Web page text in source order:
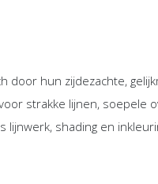
door hun zijdezachte,
strakke lijnen, soepele
shading en